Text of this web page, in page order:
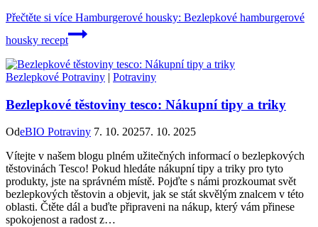
Přečtěte si více Hamburgerové housky: Bezlepkové hamburgerové
housky recept
Bezlepkové Potraviny | Potraviny
Bezlepkové těstoviny tesco: Nákupní tipy a triky
OdeBIO Potraviny 7. 10. 20257. 10. 2025
Vítejte v našem blogu plném užitečných informací o bezlepkových
těstovinách Tesco! Pokud hledáte nákupní tipy a triky pro tyto
produkty, jste na správném místě. Pojďte s námi prozkoumat svět
bezlepkových těstovin a objevit, jak se stát skvělým znalcem v této
oblasti. Čtěte dál a buďte připraveni na nákup, který vám přinese
spokojenost a radost z…